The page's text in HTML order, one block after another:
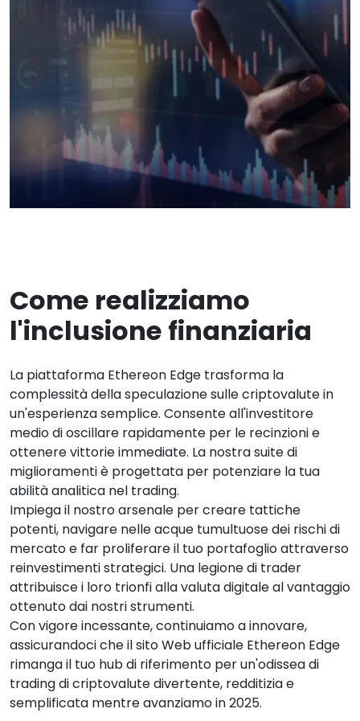
Come realizziamo
l'inclusione finanziaria
La piattaforma Ethereon Edge trasforma la
complessità della speculazione sulle criptovalute in
un'esperienza semplice. Consente all'investitore
medio di oscillare rapidamente per le recinzioni e
ottenere vittorie immediate. La nostra suite di
miglioramenti è progettata per potenziare la tua
abilità analitica nel trading.
Impiega il nostro arsenale per creare tattiche
potenti, navigare nelle acque tumultuose dei rischi di
mercato e far proliferare il tuo portafoglio attraverso
reinvestimenti strategici. Una legione di trader
attribuisce i loro trionfi alla valuta digitale al vantaggio
ottenuto dai nostri strumenti.
Con vigore incessante, continuiamo a innovare,
assicurandoci che il sito Web ufficiale Ethereon Edge
rimanga il tuo hub di riferimento per un'odissea di
trading di criptovalute divertente, redditizia e
semplificata mentre avanziamo in 2025.